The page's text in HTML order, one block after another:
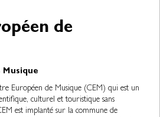
de
Musique
Européen de Musique (CEM) qui est un
culturel et touristique sans
est implanté sur la commune de